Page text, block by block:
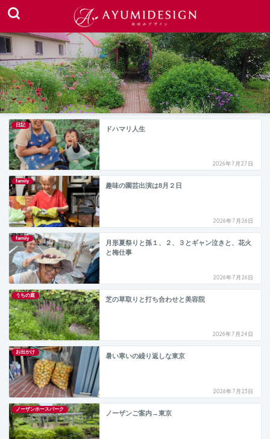
日記
ドハマリ人生
2026年7月27日
famiiy
趣味の園芸出演は8月２日
2026年7月26日
famiiy
月形夏祭りと孫１、２、３とギャン泣きと、花火
と梅仕事
2026年7月26日
うちの庭
芝の草取りと打ち合わせと美容院
2026年7月24日
お出かけ
暑い寒いの繰り返しな東京
2026年7月23日
ノーザンホースパーク
ノーザンご案内→東京